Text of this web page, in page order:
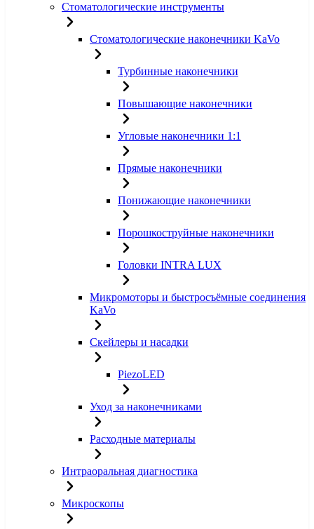
Стоматологические инструменты
Стоматологические наконечники KaVo
Турбинные наконечники
Повышающие наконечники
Угловые наконечники 1:1
Прямые наконечники
Понижающие наконечники
Порошкоструйные наконечники
Головки INTRA LUX
Микромоторы и быстросъёмные соединения
KaVo
Скейлеры и насадки
PiezoLED
Уход за наконечниками
Расходные материалы
Интраоральная диагностика
Микроскопы